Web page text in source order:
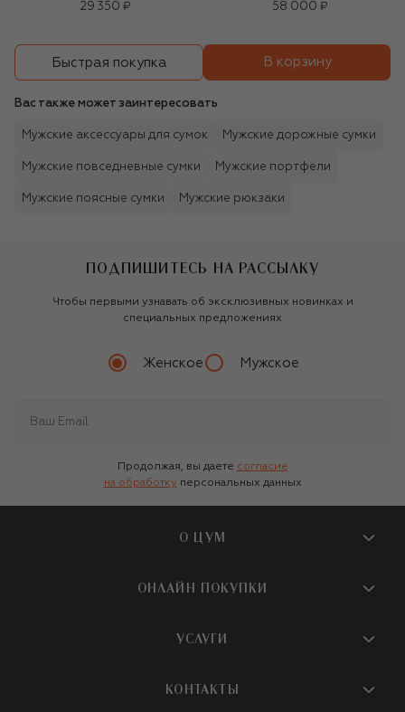
29 350 ₽
58 000 ₽
Быстрая покупка В корзину
Вас также может заинтересовать
Мужские аксессуары для сумок Мужские дорожные сумки
Мужские повседневные сумки Мужские портфели
Мужские поясные сумки Мужские рюкзаки
ПОДПИШИТЕСЬ НА РАССЫЛКУ
Чтобы первыми узнавать об эксклюзивных новинках и
специальных предложениях
Женское Мужское
Продолжая, вы даете согласие
на обработку персональных данных
О ЦУМ
О магазине
Бутики и ПВЗ ЦУМ
ОНЛАЙН ПОКУПКИ
Доставка
УСЛУГИ
КОНТАКТЫ